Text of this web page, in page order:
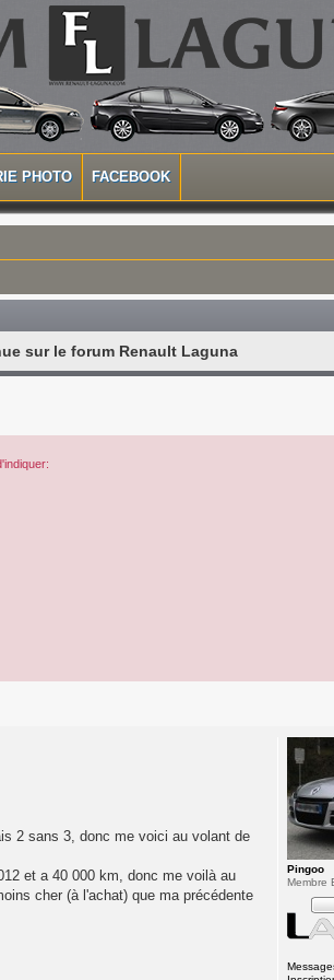
PHOTO FACEBOOK
sur le forum Renault Laguna
2 sans 3, donc me voici au volant de
et a 40 000 km, donc me voilà au
cher (à l'achat) que ma précédente
Pingoo
Membre